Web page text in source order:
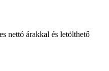
nettó árakkal és letölthető